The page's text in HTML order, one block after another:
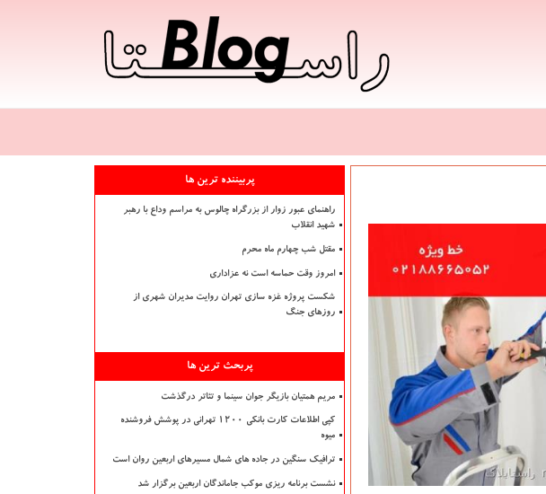
پربیننده ترین ها
راهنمای عبور زوار از بزرگراه چالوس به مراسم وداع با رهبر
شهید انقلاب
مقتل شب چهارم ماه محرم
امروز وقت حماسه است نه عزاداری
شکست پروژه غزه سازی تهران روایت مدیران شهری از
روزهای جنگ
پربحث ترین ها
مریم همتیان بازیگر جوان سینما و تئاتر درگذشت
کپی اطلاعات کارت بانکی ۱۲۰۰ تهرانی در پوشش فروشنده
میوه
ترافیک سنگین در جاده های شمال مسیرهای اربعین روان است
نشست برنامه ریزی موکب جاماندگان اربعین برگزار شد